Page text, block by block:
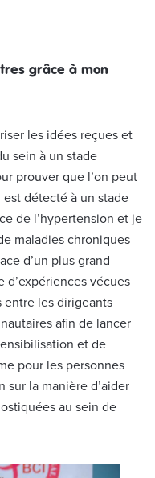
grâce à mon
les idées reçues et
sein à un stade
prouver que l’on peut
est détecté à un stade
de l’hypertension et je
maladies chroniques
d’un plus grand
d’expériences vécues
entre les dirigeants
afin de lancer
et de
pour les personnes
sur la manière d’aider
au sein de